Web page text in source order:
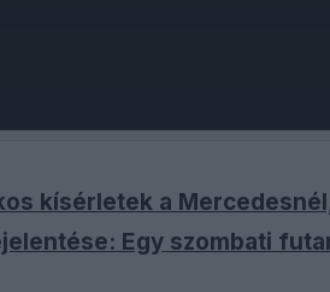
kísérletek a
Egy szombati